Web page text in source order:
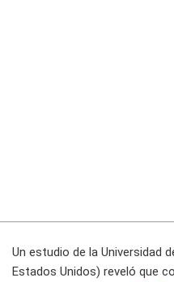
Un estudio de la Universidad
Estados Unidos) reveló que